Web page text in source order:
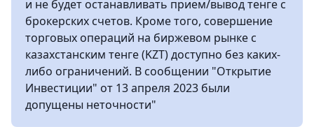
и не будет останавливать прием/вывод тенге с
брокерских счетов. Кроме того, совершение
торговых операций на биржевом рынке с
казахстанским тенге (KZT) доступно без каких-
либо ограничений. В сообщении "Открытие
Инвестиции" от 13 апреля 2023 были
допущены неточности"